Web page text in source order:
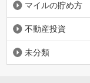
マイルの貯め方
不動産投資
未分類